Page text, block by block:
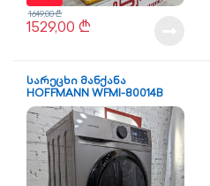
1529,00 ₾
1649,00₾
სარეცხი მანქანა
HOFFMANN WFMI-80014B